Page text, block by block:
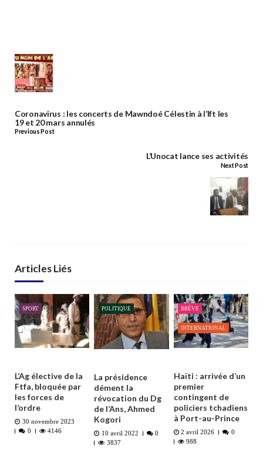
Coronavirus : les concerts de Mawndoé Célestin à l’Ift les
19 et 20 mars annulés
Previous Post
L’Unocat lance ses activités
Next Post
Articles Liés
SPORT
L’Ag élective de la
Ftfa, bloquée par
les forces de
l’ordre
30 novembre 2023
0
4146
POLITIQUE
La présidence
dément la
révocation du Dg
de l’Ans, Ahmed
Kogori
10 avril 2022
0
3837
BRÈVE
INTERNATIONAL
Haïti : arrivée d’un
premier
contingent de
policiers tchadiens
à Port-au-Prince
2 avril 2026
0
988